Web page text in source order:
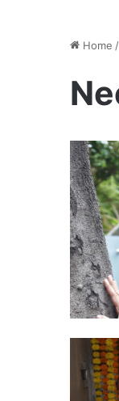
Home /